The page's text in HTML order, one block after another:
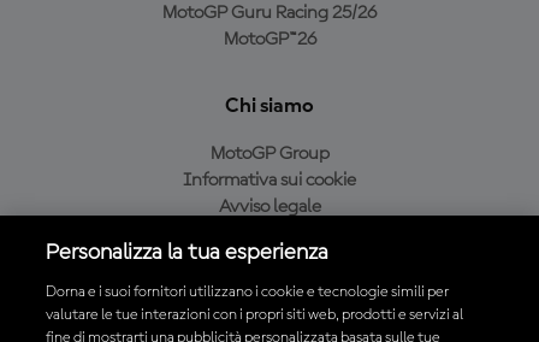
MotoGP Guru Racing 25/26
MotoGP™26
Chi siamo
MotoGP Group
Informativa sui cookie
Avviso legale
Condizioni di acquisto
Personalizza la tua esperienza
Dorna e i suoi fornitori utilizzano i cookie e tecnologie simili per
valutare le tue interazioni con i propri siti web, prodotti e servizi al
fine di mostrarti una pubblicità personalizzata basata sulle tue